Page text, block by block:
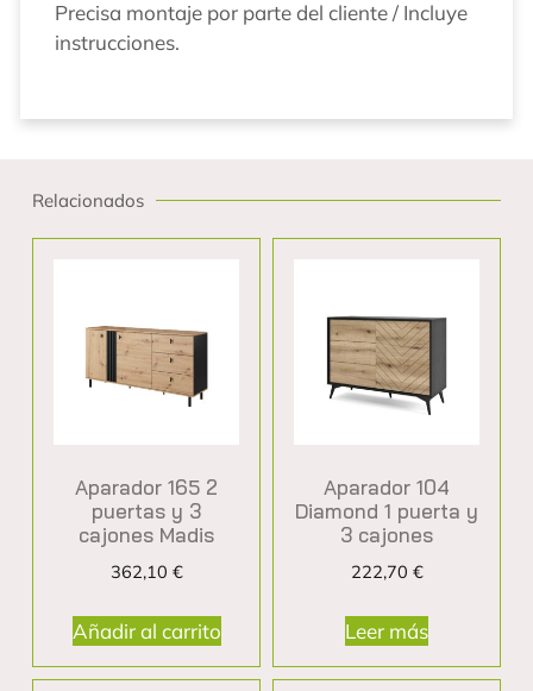
Precisa montaje por parte del cliente / Incluye
instrucciones.
Relacionados
Aparador 165 2
puertas y 3
cajones Madis
362,10 €
Añadir al carrito
Aparador 104
Diamond 1 puerta y
3 cajones
222,70 €
Leer más